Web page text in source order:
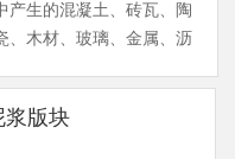
产生的混凝土、砖瓦、陶
、木材、玻璃、金属、沥
公装）和家庭住宅装饰装
浆版块